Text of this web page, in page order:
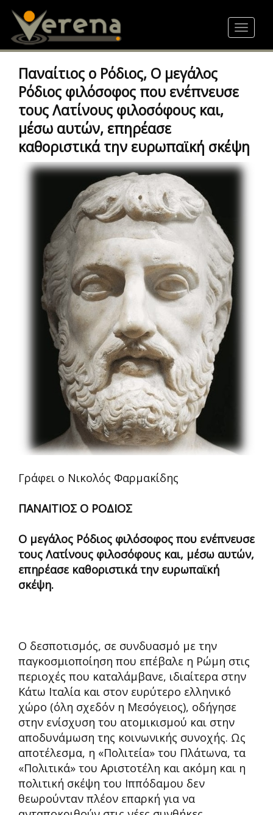
content
Toggle
Παναίτιος ο Ρόδιος, Ο μεγάλος
Ρόδιος φιλόσοφος που ενέπνευσε
τους Λατίνους φιλοσόφους και,
μέσω αυτών, επηρέασε
καθοριστικά την ευρωπαϊκή σκέψη
Γράφει ο Νικολός Φαρμακίδης
ΠΑΝΑΙΤΙΟΣ Ο ΡΟΔΙΟΣ
Ο μεγάλος Ρόδιος φιλόσοφος που ενέπνευσε
τους Λατίνους φιλοσόφους και, μέσω αυτών,
επηρέασε καθοριστικά την ευρωπαϊκή
σκέψη.
Ο δεσποτισμός, σε συνδυασμό με την
παγκοσμιοποίηση που επέβαλε η Ρώμη στις
περιοχές που καταλάμβανε, ιδιαίτερα στην
Κάτω Ιταλία και στον ευρύτερο ελληνικό
χώρο (όλη σχεδόν η Μεσόγειος), οδήγησε
στην ενίσχυση του ατομικισμού και στην
αποδυνάμωση της κοινωνικής συνοχής. Ως
αποτέλεσμα, η «Πολιτεία» του Πλάτωνα, τα
«Πολιτικά» του Αριστοτέλη και ακόμη και η
πολιτική σκέψη του Ιππόδαμου δεν
θεωρούνταν πλέον επαρκή για να